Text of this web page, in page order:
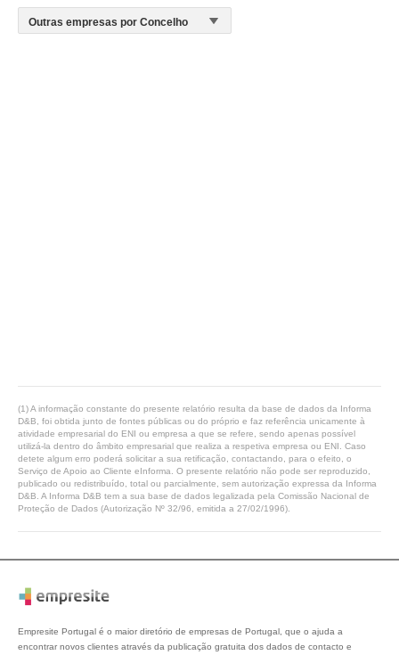
(1) A informação constante do presente relatório resulta da base de dados da Informa
D&B, foi obtida junto de fontes públicas ou do próprio e faz referência unicamente à
atividade empresarial do ENI ou empresa a que se refere, sendo apenas possível
utilizá-la dentro do âmbito empresarial que realiza a respetiva empresa ou ENI. Caso
detete algum erro poderá solicitar a sua retificação, contactando, para o efeito, o
Serviço de Apoio ao Cliente eInforma. O presente relatório não pode ser reproduzido,
publicado ou redistribuído, total ou parcialmente, sem autorização expressa da Informa
D&B. A Informa D&B tem a sua base de dados legalizada pela Comissão Nacional de
Proteção de Dados (Autorização Nº 32/96, emitida a 27/02/1996).
Empresite Portugal é o maior diretório de empresas de Portugal, que o ajuda a
encontrar novos clientes através da publicação gratuita dos dados de contacto e